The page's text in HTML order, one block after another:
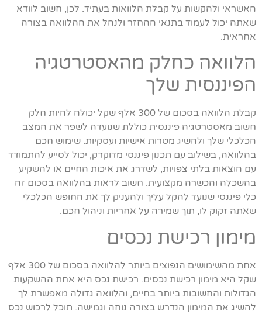
האשראי ולהקשות על קבלת הלוואות בעתיד. לכן, חשוב לוודא
שאתה יכול לעמוד בתנאי ההחזר ולנהל את ההלוואה בצורה
אחראית.
הלוואה כחלק מהאסטרטגיה
הפיננסית שלך
קבלת הלוואה בסכום של 300 אלף שקל יכולה להיות חלק
חשוב מאסטרטגיה פיננסית כוללת שנועדה לשפר את המצב
הכלכלי שלך ולהשיג מטרות אישיות ועסקיות. שימוש חכם
בהלוואה, בשילוב עם תכנון פיננסי מדוקדק, יכול לסייע להתמודד
עם הוצאות בלתי צפויות, לשדרג את איכות החיים או להשקיע
בהשכלה והכשרה מקצועית. חשוב לראות בהלוואה בסכום זה
כלי פיננסי שנועד להקל עליך ולהעניק לך את החופש הכלכלי
שאתה זקוק לו, תוך שמירה על אחריות וניהול חכם.
מימון רכישת נכסים
אחת מהשימושים הנפוצים ביותר להלוואה בסכום של 300 אלף
שקל היא מימון רכישת נכסים. רכישת נכס היא אחת ההשקעות
הגדולות והחשובות ביותר בחיים, והלוואה גדולה מאפשרת לך
להשיג את המימון הנדרש בצורה נוחה וגמישה. תוכל לרכוש נכס